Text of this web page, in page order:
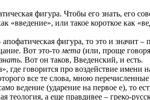
фигура. Чтобы его знать, его
«введение», или такое короткое как
фигура, то это и
Вот это-то мета (или, проще
знать. Вот он таков, Введенский, и есть.
где говорится про воздействие имени
все те слова, мною
ведение (ударение на первое е), то
теология, а еще правдивее – греко-